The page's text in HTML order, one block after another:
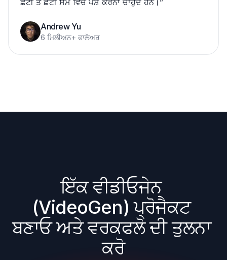
ਛੋਟੀ ਤੋਂ ਛੋਟੀ ਸਮੇਂ ਵਿੱਚ ਪੇਸ਼ ਕਰਨਾ ਚਾਹੁੰਦੇ ਹਨ। ”
Andrew Yu
6 ਮਿਲੀਅਨ+ ਫਾਲੋਅਰ
ਇੱਕ ਵੀਡੀਓਜੇਨ
(VideoGen) ਪ੍ਰੋਜੈਕਟ
ਬਣਾਓ ਅਤੇ ਵਰਕਫਲੋ ਦੀ ਤੁਲਨਾ
ਕਰੋ